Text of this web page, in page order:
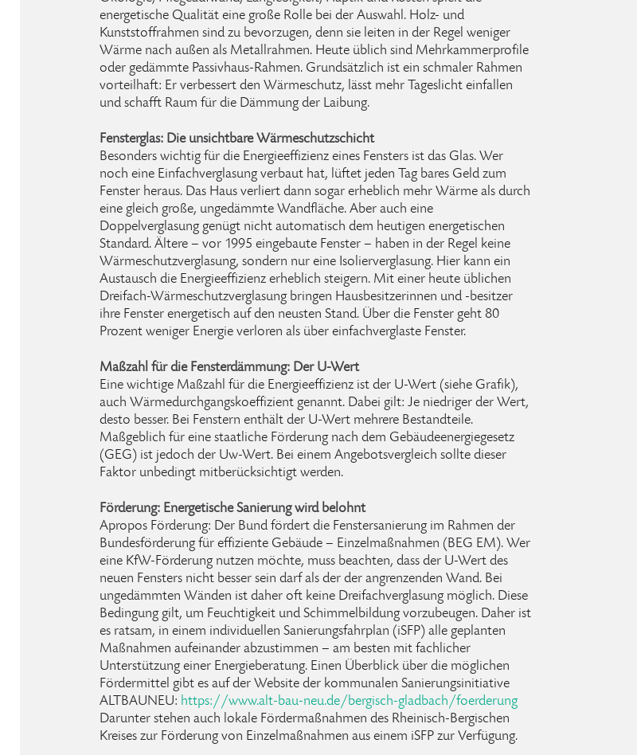
energetische Qualität eine große Rolle bei der Auswahl. Holz- und
Kunststoffrahmen sind zu bevorzugen, denn sie leiten in der Regel weniger
Wärme nach außen als Metallrahmen. Heute üblich sind Mehrkammerprofile
oder gedämmte Passivhaus-Rahmen. Grundsätzlich ist ein schmaler Rahmen
vorteilhaft: Er verbessert den Wärmeschutz, lässt mehr Tageslicht einfallen
und schafft Raum für die Dämmung der Laibung.
Fensterglas: Die unsichtbare Wärmeschutzschicht
Besonders wichtig für die Energieeffizienz eines Fensters ist das Glas. Wer
noch eine Einfachverglasung verbaut hat, lüftet jeden Tag bares Geld zum
Fenster heraus. Das Haus verliert dann sogar erheblich mehr Wärme als durch
eine gleich große, ungedämmte Wandfläche. Aber auch eine
Doppelverglasung genügt nicht automatisch dem heutigen energetischen
Standard. Ältere – vor 1995 eingebaute Fenster – haben in der Regel keine
Wärmeschutzverglasung, sondern nur eine Isolierverglasung. Hier kann ein
Austausch die Energieeffizienz erheblich steigern. Mit einer heute üblichen
Dreifach-Wärmeschutzverglasung bringen Hausbesitzerinnen und -besitzer
ihre Fenster energetisch auf den neusten Stand. Über die Fenster geht 80
Prozent weniger Energie verloren als über einfachverglaste Fenster.
Maßzahl für die Fensterdämmung: Der U-Wert
Eine wichtige Maßzahl für die Energieeffizienz ist der U-Wert (siehe Grafik),
auch Wärmedurchgangskoeffizient genannt. Dabei gilt: Je niedriger der Wert,
desto besser. Bei Fenstern enthält der U-Wert mehrere Bestandteile.
Maßgeblich für eine staatliche Förderung nach dem Gebäudeenergiegesetz
(GEG) ist jedoch der Uw-Wert. Bei einem Angebotsvergleich sollte dieser
Faktor unbedingt mitberücksichtigt werden.
Förderung: Energetische Sanierung wird belohnt
Apropos Förderung: Der Bund fördert die Fenstersanierung im Rahmen der
Bundesförderung für effiziente Gebäude – Einzelmaßnahmen (BEG EM). Wer
eine KfW-Förderung nutzen möchte, muss beachten, dass der U-Wert des
neuen Fensters nicht besser sein darf als der der angrenzenden Wand. Bei
ungedämmten Wänden ist daher oft keine Dreifachverglasung möglich. Diese
Bedingung gilt, um Feuchtigkeit und Schimmelbildung vorzubeugen. Daher ist
es ratsam, in einem individuellen Sanierungsfahrplan (iSFP) alle geplanten
Maßnahmen aufeinander abzustimmen – am besten mit fachlicher
Unterstützung einer Energieberatung. Einen Überblick über die möglichen
Fördermittel gibt es auf der Website der kommunalen Sanierungsinitiative
ALTBAUNEU: https://www.alt-bau-neu.de/bergisch-gladbach/foerderung
Darunter stehen auch lokale Fördermaßnahmen des Rheinisch-Bergischen
Kreises zur Förderung von Einzelmaßnahmen aus einem iSFP zur Verfügung.